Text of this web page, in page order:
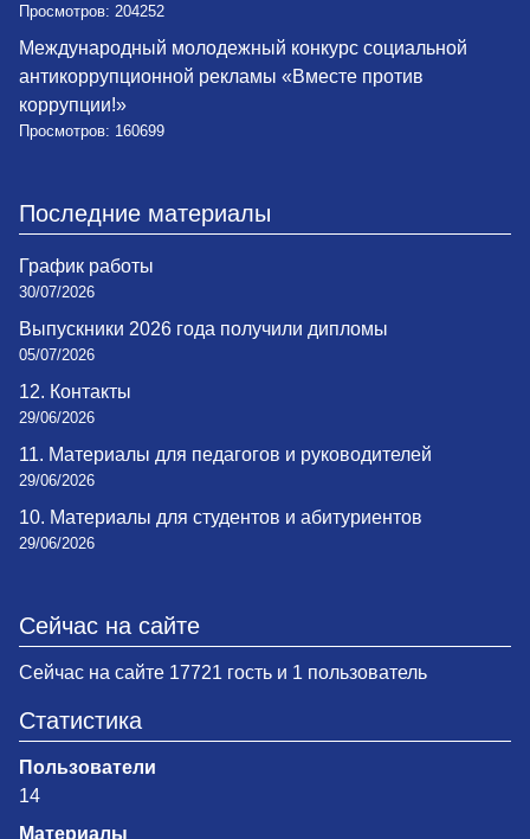
Просмотров: 204252
Международный молодежный конкурс социальной
антикоррупционной рекламы «Вместе против
коррупции!»
Просмотров: 160699
Последние материалы
График работы
30/07/2026
Выпускники 2026 года получили дипломы
05/07/2026
12. Контакты
29/06/2026
11. Материалы для педагогов и руководителей
29/06/2026
10. Материалы для студентов и абитуриентов
29/06/2026
Сейчас на сайте
Сейчас на сайте 17721 гость и 1 пользователь
Статистика
Пользователи
14
Материалы